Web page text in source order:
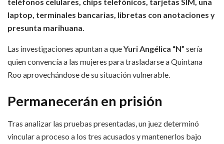
laptop, terminales bancarias, libretas con anotaciones y
presunta marihuana.
Las investigaciones apuntan a queYuri Angélica “N” sería
quien convencía a las mujeres para trasladarse a Quintana
Roo aprovechándose de su situación vulnerable.
Permanecerán en prisión
Tras analizar las pruebas presentadas, un juez determinó
vincular a proceso a los tres acusados y mantenerlos bajo